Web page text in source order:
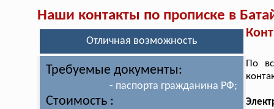
Наши контакты по прописке в
Отличная возможность
Требуемые документы:
- паспорта гражданина РФ;
Стоимость :
По